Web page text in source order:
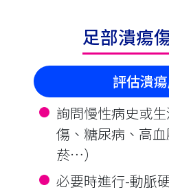
足部潰瘍
評估潰
詢問慢性病史或
傷、糖尿病、高
菸…）
必要時進行-動脈